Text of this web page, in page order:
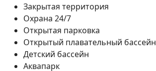
Закрытая территория
Охрана 24/7
Открытая парковка
Открытый плавательный бассейн
Детский бассейн
Аквапарк